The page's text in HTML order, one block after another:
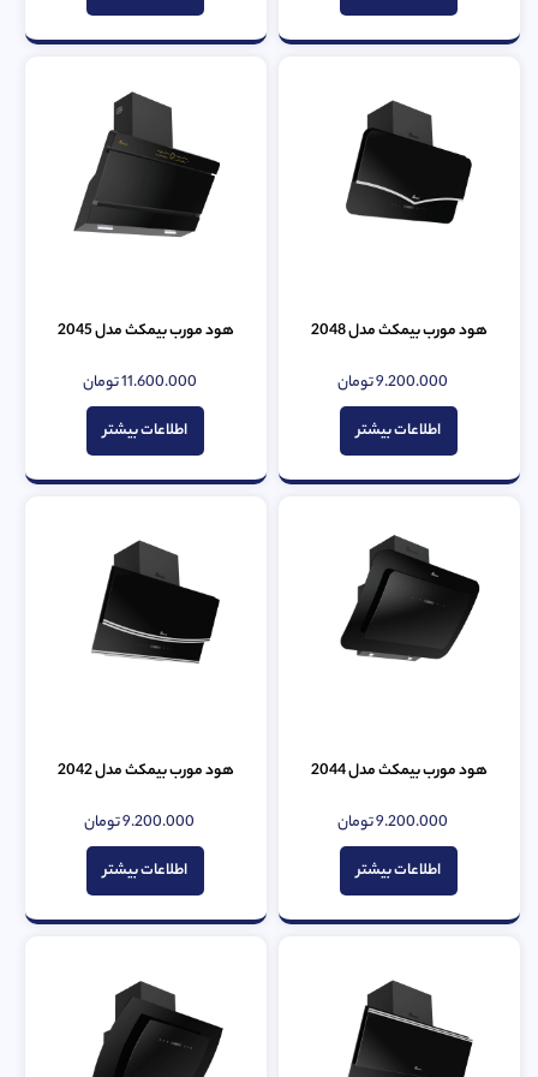
هود مورب بیمکث مدل 2048
امتیاز
0
از
5
9.200.000تومان
اطلاعات بیشتر
هود مورب بیمکث مدل 2045
امتیاز
0
از
5
11.600.000تومان
اطلاعات بیشتر
هود مورب بیمکث مدل 2044
امتیاز
0
از
5
9.200.000تومان
اطلاعات بیشتر
هود مورب بیمکث مدل 2042
امتیاز
0
از
5
9.200.000تومان
اطلاعات بیشتر